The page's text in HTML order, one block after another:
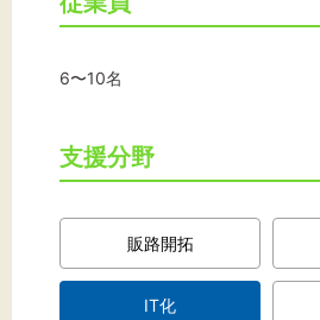
背景色
6〜10名
支援分野
販路開拓
IT化